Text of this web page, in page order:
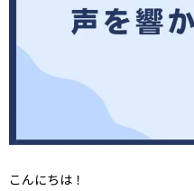
こんにちは！